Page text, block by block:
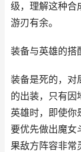
级，理解这种合
游刃有余。
装备与英雄的搭
装备是死的，对
的出装，只有因
英雄时，即使你
要优先做出魔女
果敌方阵容非常